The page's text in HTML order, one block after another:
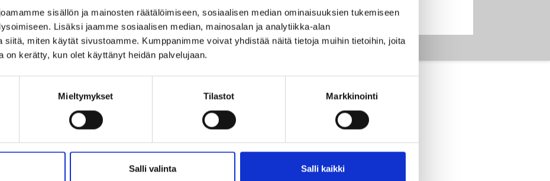
sisällön ja mainosten räätälöimiseen, sosiaalisen median ominaisuuksien tukemiseen
Lisäksi jaamme sosiaalisen median, mainosalan ja analytiikka-alan
siitä, miten käytät sivustoamme. Kumppanimme voivat yhdistää näitä tietoja muihin tietoihin, joita
on kerätty, kun olet käyttänyt heidän palvelujaan.
Mieltymykset Tilastot Markkinointi
Salli valinta Salli kaikki
References